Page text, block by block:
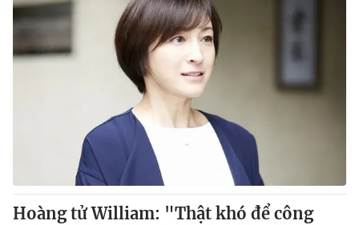
Hoàng tử William: "Thật khó để công